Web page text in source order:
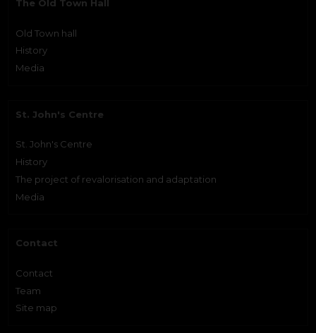
The Old Town Hall
Old Town hall
History
Media
St. John's Centre
St. John's Centre
History
The project of revalorisation and adaptation
Media
Contact
Contact
Team
Site map